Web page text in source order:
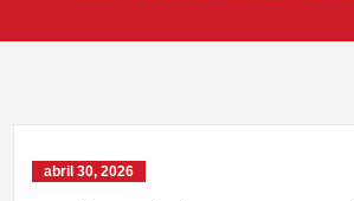
abril 30, 2026